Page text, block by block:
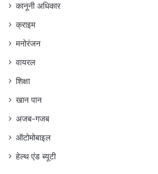
कानूनी अधिकार
क्राइम
मनोरंजन
वायरल
शिक्षा
खान पान
अजब-गजब
ऑटोमोबाइल
हेल्थ एंड ब्यूटी